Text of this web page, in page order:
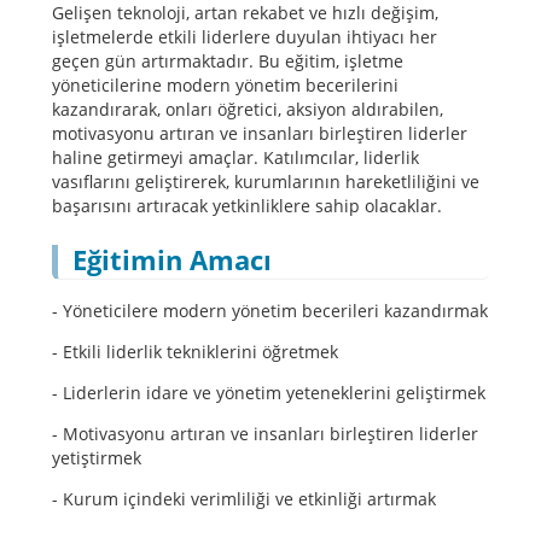
Gelişen teknoloji, artan rekabet ve hızlı değişim,
işletmelerde etkili liderlere duyulan ihtiyacı her
geçen gün artırmaktadır. Bu eğitim, işletme
yöneticilerine modern yönetim becerilerini
kazandırarak, onları öğretici, aksiyon aldırabilen,
motivasyonu artıran ve insanları birleştiren liderler
haline getirmeyi amaçlar. Katılımcılar, liderlik
vasıflarını geliştirerek, kurumlarının hareketliliğini ve
başarısını artıracak yetkinliklere sahip olacaklar.
Eğitimin Amacı
- Yöneticilere modern yönetim becerileri kazandırmak
- Etkili liderlik tekniklerini öğretmek
- Liderlerin idare ve yönetim yeteneklerini geliştirmek
- Motivasyonu artıran ve insanları birleştiren liderler
yetiştirmek
- Kurum içindeki verimliliği ve etkinliği artırmak